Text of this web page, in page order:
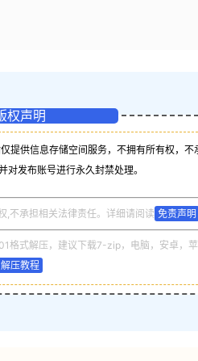
权声明
提供信息存储空间服务，不拥有所有权，
对发布账号进行永久封禁处理。
,不承担相关法律责任。详细请阅读 免责声明
式解压，建议下载7-zip，电脑，安卓，
解压教程